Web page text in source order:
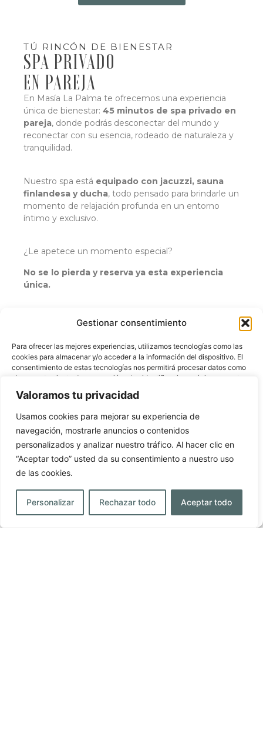
Valoramos tu privacidad
Usamos cookies para mejorar su experiencia de
navegación, mostrarle anuncios o contenidos
personalizados y analizar nuestro tráfico. Al hacer clic en
“Aceptar todo” usted da su consentimiento a nuestro uso
de las cookies.
Personalizar Rechazar todo Aceptar todo
Gestionar consentimiento
Para ofrecer las mejores experiencias, utilizamos tecnologías como las
cookies para almacenar y/o acceder a la información del dispositivo. El
consentimiento de estas tecnologías nos permitirá procesar datos como
el comportamiento de navegación o las identificaciones únicas en este
sitio. No consentir o retirar el consentimiento, puede afectar
negativamente a ciertas características y funciones.
Aceptar
Denegar
Política de cookiesPolítica de privacidad
TÚ RINCÓN DE BIENESTAR
SPA PRIVADO
EN PAREJA
En Masía La Palma te ofrecemos una experiencia
única de bienestar: 45 minutos de spa privado en
pareja, donde podrás desconectar del mundo y
reconectar con su esencia, rodeado de naturaleza y
tranquilidad.
Nuestro spa está equipado con jacuzzi, sauna
finlandesa y ducha, todo pensado para brindarle un
momento de relajación profunda en un entorno
íntimo y exclusivo.
¿Le apetece un momento especial?
No se lo pierda y reserva ya esta experiencia
única.
45 minutos de Spa en pareja por 37€
RESERVA AHORA